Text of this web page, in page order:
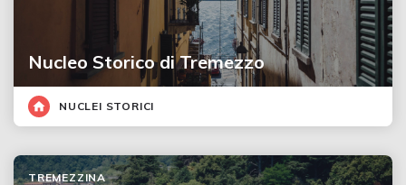
Nucleo Storico di Tremezzo
NUCLEI STORICI
TREMEZZINA